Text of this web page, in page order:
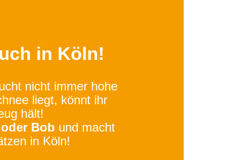
in Köln!
nicht immer hohe
liegt, könnt ihr
hält!
Bob und macht
in Köln!